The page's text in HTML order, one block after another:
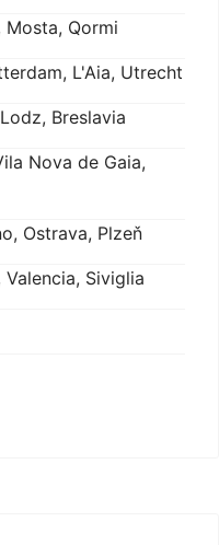
Mosta, Qormi
L'Aia, Utrecht
Breslavia
Nova de Gaia,
Ostrava, Plzeň
Siviglia